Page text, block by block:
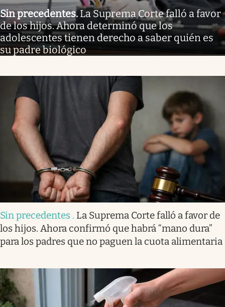
Sin precedentes.La Suprema Corte falló a favor
de los hijos. Ahora determinó que los
adolescentes tienen derecho a saber quién es
su padre biológico
Sin precedentes . La Suprema Corte falló a favor de
los hijos. Ahora confirmó que habrá “mano dura”
para los padres que no paguen la cuota alimentaria